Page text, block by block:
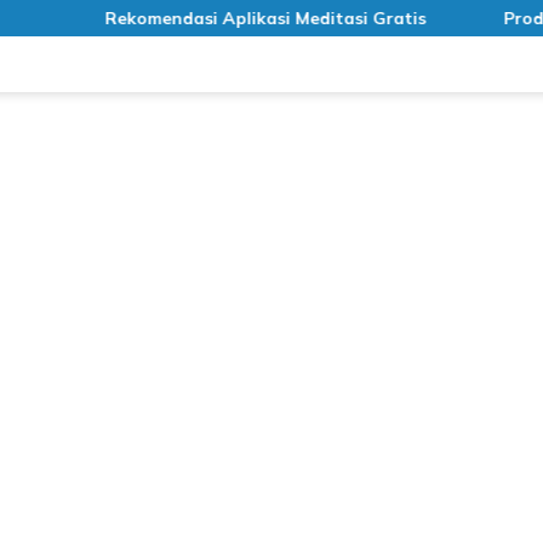
Rekomendasi Aplikasi Meditasi Gratis Produk